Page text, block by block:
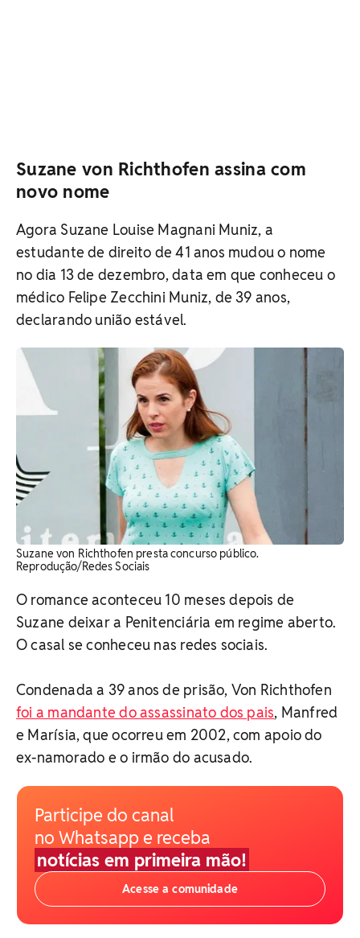
Suzane von Richthofen assina com
novo nome
Agora Suzane Louise Magnani Muniz, a
estudante de direito de 41 anos mudou o nome
no dia 13 de dezembro, data em que conheceu o
médico Felipe Zecchini Muniz, de 39 anos,
declarando união estável.
Suzane von Richthofen presta concurso público.
Reprodução/Redes Sociais
O romance aconteceu 10 meses depois de
Suzane deixar a Penitenciária em regime aberto.
O casal se conheceu nas redes sociais.
Condenada a 39 anos de prisão, Von Richthofen
foi a mandante do assassinato dos pais, Manfred
e Marísia, que ocorreu em 2002, com apoio do
ex-namorado e o irmão do acusado.
Participe do canal
no Whatsapp e receba
notícias em primeira mão!
Acesse a comunidade